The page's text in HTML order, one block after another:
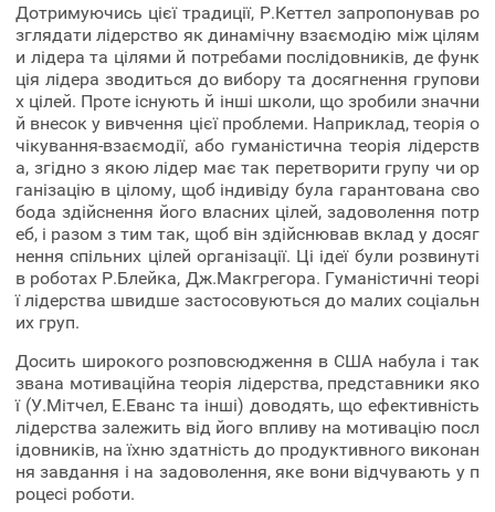
Дотримуючись цієї традиції, Р.Кеттел запропонував ро
зглядати лідерство як динамічну взаємодію між цілям
и лідера та цілями й потребами послідовників, де функ
ція лідера зводиться до вибору та досягнення групови
х цілей. Проте існують й інші школи, що зробили значни
й внесок у вивчення цієї проблеми. Наприклад, теорія о
чікування-взаємодії, або гуманістична теорія лідерств
а, згідно з якою лідер має так перетворити групу чи ор
ганізацію в цілому, щоб індивіду була гарантована сво
бода здійснення його власних цілей, задоволення потр
еб, і разом з тим так, щоб він здійснював вклад у досяг
нення спільних цілей організації. Ці ідеї були розвинуті
в роботах Р.Блейка, Дж.Макгрегора. Гуманістичні теорі
ї лідерства швидше застосовуються до малих соціальн
их груп.
Досить широкого розповсюдження в США набула і так
звана мотиваційна теорія лідерства, представники яко
ї (У.Мітчел, Е.Еванс та інші) доводять, що ефективність
лідерства залежить від його впливу на мотивацію посл
ідовників, на їхню здатність до продуктивного виконан
ня завдання і на задоволення, яке вони відчувають у п
роцесі роботи.